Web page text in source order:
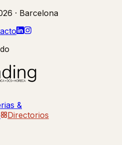
· Barcelona
&
Directorios